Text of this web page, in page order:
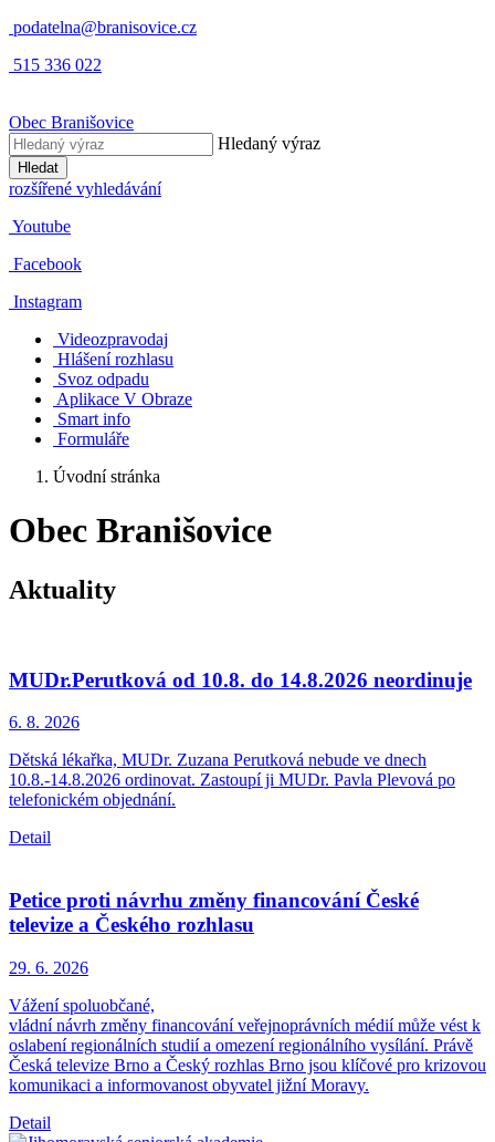
podatelna@branisovice.cz
515 336 022
Obec Branišovice
Hledaný výraz
Hledat
rozšířené vyhledávání
Youtube
Facebook
Instagram
Videozpravodaj
Hlášení rozhlasu
Svoz odpadu
Aplikace V Obraze
Smart info
Formuláře
Úvodní stránka
Obec Branišovice
Aktuality
MUDr.Perutková od 10.8. do 14.8.2026 neordinuje
6. 8. 2026
Dětská lékařka, MUDr. Zuzana Perutková nebude ve dnech
10.8.-14.8.2026 ordinovat. Zastoupí ji MUDr. Pavla Plevová po
telefonickém objednání.
Detail
Petice proti návrhu změny financování České
televize a Českého rozhlasu
29. 6. 2026
Vážení spoluobčané,
vládní návrh změny financování veřejnoprávních médií může vést k
oslabení regionálních studií a omezení regionálního vysílání. Právě
Česká televize Brno a Český rozhlas Brno jsou klíčové pro krizovou
komunikaci a informovanost obyvatel jižní Moravy.
Detail